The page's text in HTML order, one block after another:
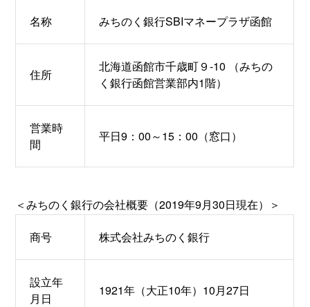
名称 みちのく銀行SBIマネープラザ函館
住所
北海道函館市千歳町９-10 （みちの
く銀行函館営業部内1階）
営業時
間
平日9：00～15：00（窓口）
＜みちのく銀行の会社概要（2019年9月30日現在）＞
商号 株式会社みちのく銀行
設立年
月日
1921年（大正10年）10月27日